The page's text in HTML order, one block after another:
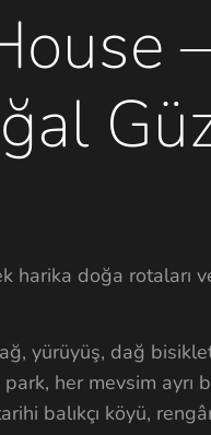
harika doğa
yürüyüş, dağ
her mevsim ayrı
balıkçı köyü,